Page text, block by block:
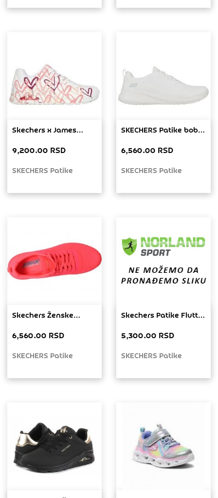
Skechers x James
The Love White Hot
9,200.00 RSD
SKECHERS Patike
SKECHERS Patike bobs
w
6,560.00 RSD
SKECHERS Patike
Skechers Ženske
Chaos 117216-NCOR
6,560.00 RSD
SKECHERS Patike
Skechers Patike Flutter
Lvaq
5,300.00 RSD
SKECHERS Patike